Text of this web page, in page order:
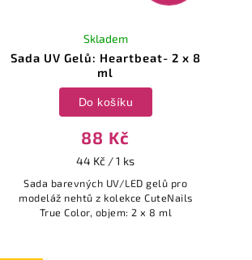
Sada UV Gelů: Heartbeat- 2 x 8
ml
Skladem
88 Kč
44 Kč / 1 ks
Do košíku
Sada barevných UV/LED gelů pro
modeláž nehtů z kolekce CuteNails
True Color, objem: 2 x 8 ml